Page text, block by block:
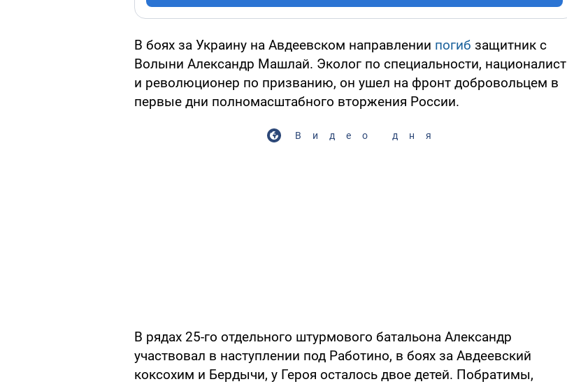
В боях за Украину на Авдеевском направлении погиб защитник с
Волыни Александр Машлай. Эколог по специальности, националист
и революционер по призванию, он ушел на фронт добровольцем в
первые дни полномасштабного вторжения России.
Видео дня
В рядах 25-го отдельного штурмового батальона Александр
участвовал в наступлении под Работино, в боях за Авдеевский
коксохим и Бердычи, у Героя осталось двое детей. Побратимы,